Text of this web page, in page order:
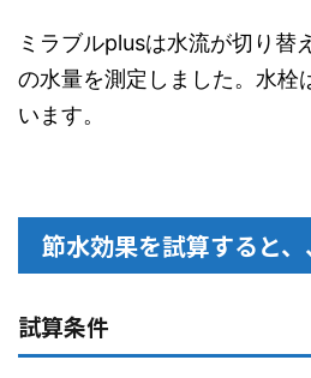
ミラブルplusは水流が切り替
の水量を測定しました。水栓
います。
節水効果を試算すると、
試算条件